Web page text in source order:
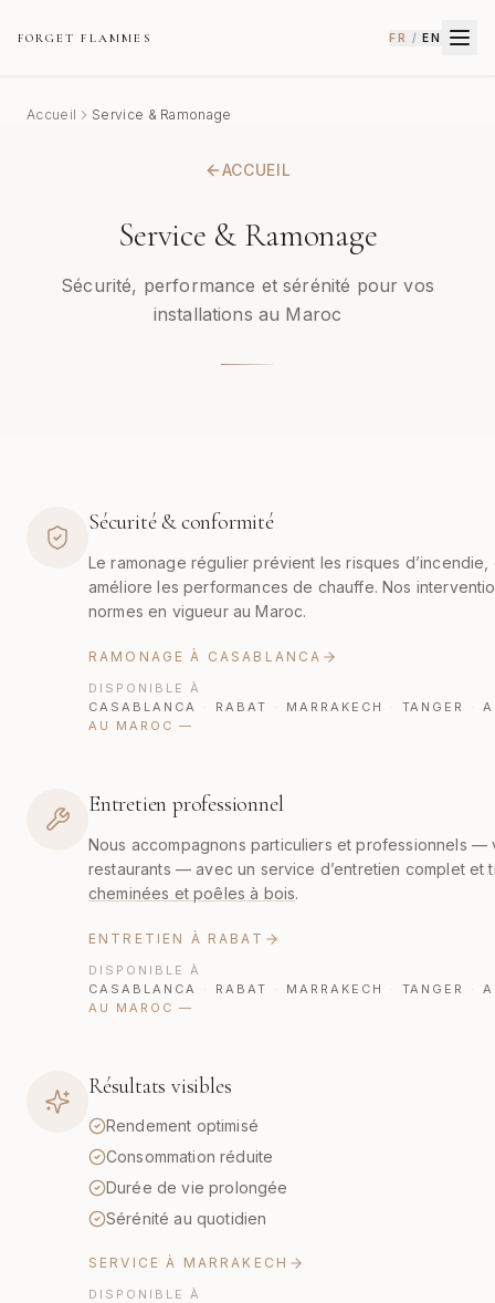
FORGET FLAMMES FR / EN
Accueil Service & Ramonage
ACCUEIL
Service & Ramonage
Sécurité, performance et sérénité pour vos
installations au Maroc
Sécurité & conformité
Le ramonage régulier prévient les risques
améliore les performances de chauffe. Nos
normes en vigueur au Maroc.
RAMONAGE À CASABLANCA
DISPONIBLE À
CASABLANCA
· RABAT · MARRAKECH · TANGER ·
AU MAROC —
Entretien professionnel
Nous accompagnons particuliers et professionnels —
restaurants — avec un service d’entretien complet et
cheminées et poêles à bois.
ENTRETIEN À RABAT
DISPONIBLE À
CASABLANCA
· RABAT · MARRAKECH · TANGER ·
AU MAROC —
Résultats visibles
Rendement optimisé
Consommation réduite
Durée de vie prolongée
Sérénité au quotidien
SERVICE À MARRAKECH
DISPONIBLE À